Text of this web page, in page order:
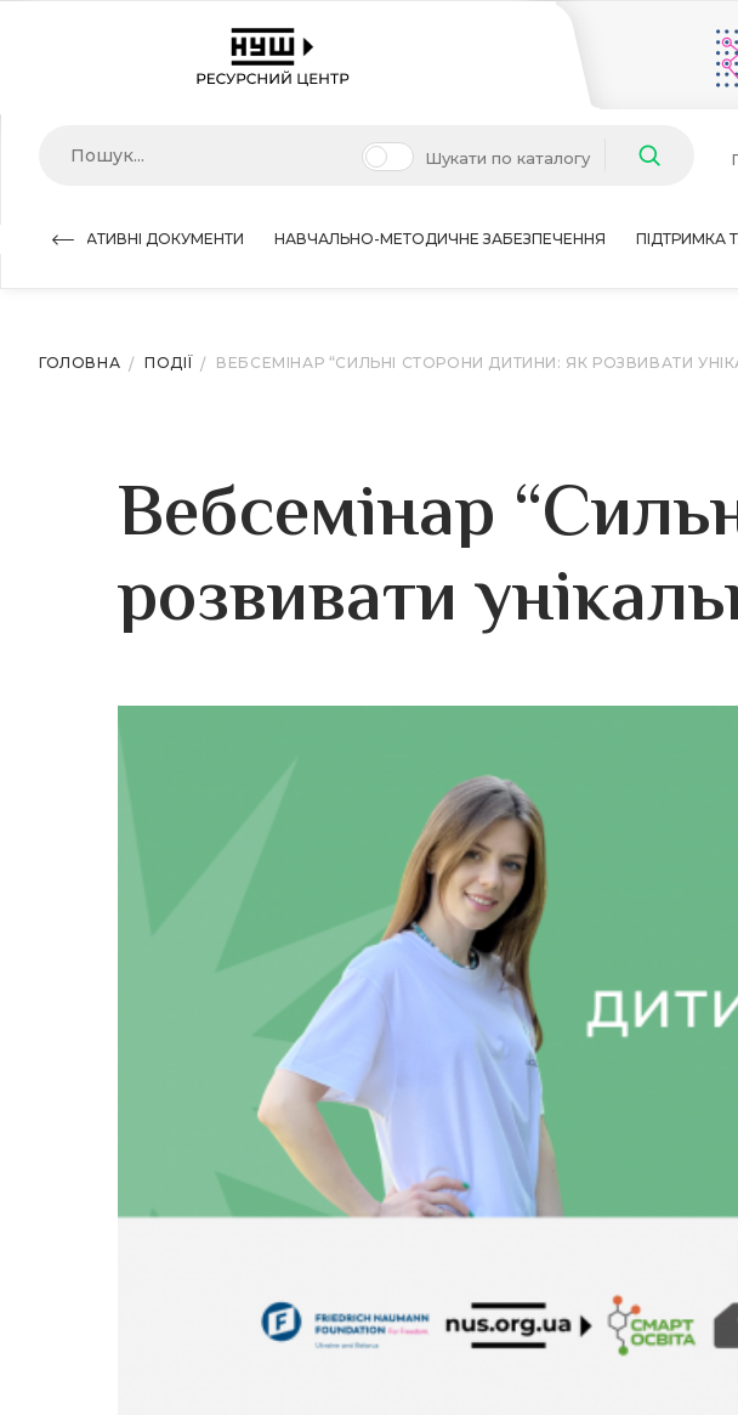
Шукати по каталогу
НОРМАТИВНІ ДОКУМЕНТИ НАВЧАЛЬНО-МЕТОДИЧНЕ ЗАБЕЗПЕЧЕННЯ ПІДТРИМКА
ГОЛОВНА ПОДІЇ ВЕБСЕМІНАР “СИЛЬНІ СТОРОНИ ДИТИНИ: ЯК РОЗВИВАТИ
Вебсемінар
розвивати